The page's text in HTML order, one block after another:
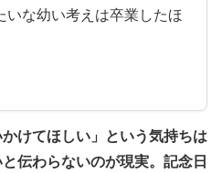
いな幼い考えは卒業したほ
けてほしい」という気持ちは
伝わらないのが現実。記念日